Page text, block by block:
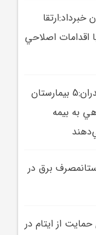
خبرداد:ارتقا
اقدامات اصلاحي
مديريت درمان تامين اجتماعي مازندران:5 بيمارستان
به بيمه
برق در
از ايتام در